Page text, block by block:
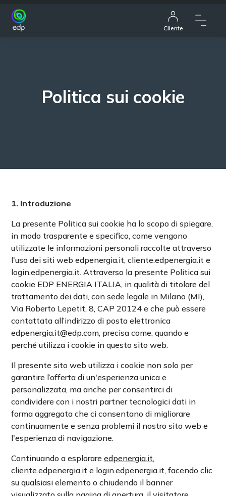
Cliente
Politica sui cookie
1. Introduzione
La presente Politica sui cookie ha lo scopo di spiegare,
in modo trasparente e specifico, come vengono
utilizzate le informazioni personali raccolte attraverso
l'uso dei siti web edpenergia.it, cliente.edpenergia.it e
login.edpenergia.it. Attraverso la presente Politica sui
cookie EDP ENERGIA ITALIA, in qualità di titolare del
trattamento dei dati, con sede legale in Milano (MI),
Via Roberto Lepetit, 8, CAP 20124 e che può essere
contattata all’indirizzo di posta elettronica
edpenergia.it@edp.com, precisa come, quando e
perché utilizza i cookie in questo sito web.
Il presente sito web utilizza i cookie non solo per
garantire l’offerta di un'esperienza unica e
personalizzata, ma anche per consentirci di
condividere con i nostri partner tecnologici dati in
forma aggregata che ci consentano di migliorare
continuamente e senza problemi il nostro sito web e
l'esperienza di navigazione.
Continuando a esplorareedpenergia.it,
cliente.edpenergia.it e login.edpenergia.it, facendo clic
su qualsiasi elemento o chiudendo il banner